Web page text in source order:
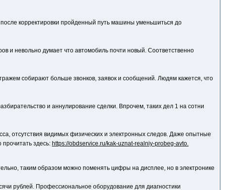
корректировки пройденный путь машины уменьшиться до
и невольно думает что автомобиль почти новый. Соответственно
собирают больше звонков, заявок и сообщений. Людям кажется, что
и аннулирование сделки. Впрочем, таких дел 1 на сотни
отсутствия видимых физических и электронных следов. Даже опытные
здесь: https://obdservice.ru/kak-uznat-realniy-probeg-avto.
таким образом можно поменять цифры на дисплее, но в электронике
рублей. Профессиональное оборудование для диагностики